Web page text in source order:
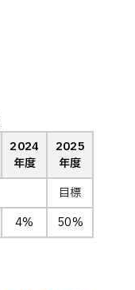
2024
年度
2025
年度
目標
4% 50%